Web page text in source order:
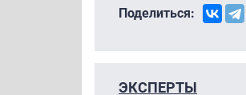
Поделиться:
ЭКСПЕРТЫ